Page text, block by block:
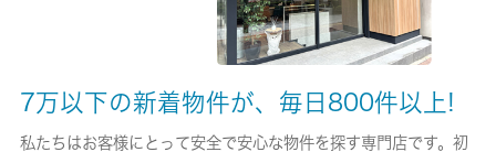
賃貸区分/契約期間
7万以下の新着物件が、毎日800件以上!
私たちはお客様にとって安全で安心な物件を探す専門店です。初